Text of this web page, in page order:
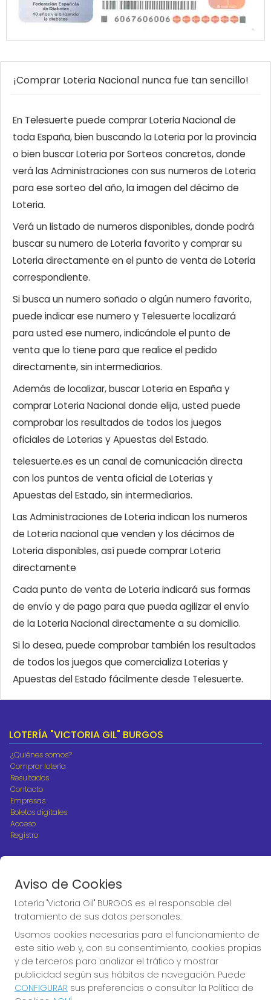
¡Comprar Loteria Nacional nunca fue tan sencillo!
En Telesuerte puede comprar Loteria Nacional de
toda España, bien buscando la Loteria por la provincia
o bien buscar Loteria por Sorteos concretos, donde
verá las Administraciones con sus numeros de Loteria
para ese sorteo del año, la imagen del décimo de
Loteria.
Verá un listado de numeros disponibles, donde podrá
buscar su numero de Loteria favorito y comprar su
Loteria directamente en el punto de venta de Loteria
correspondiente.
Si busca un numero soñado o algún numero favorito,
puede indicar ese numero y Telesuerte localizará
para usted ese numero, indicándole el punto de
venta que lo tiene para que realice el pedido
directamente, sin intermediarios.
Además de localizar, buscar Loteria en España y
comprar Loteria Nacional donde elija, usted puede
comprobar los resultados de todos los juegos
oficiales de Loterias y Apuestas del Estado.
telesuerte.es es un canal de comunicación directa
con los puntos de venta oficial de Loterias y
Apuestas del Estado, sin intermediarios.
Las Administraciones de Loteria indican los numeros
de Loteria nacional que venden y los décimos de
Loteria disponibles, así puede comprar Loteria
directamente
Cada punto de venta de Loteria indicará sus formas
de envío y de pago para que pueda agilizar el envío
de la Loteria Nacional directamente a su domicilio.
Si lo desea, puede comprobar también los resultados
de todos los juegos que comercializa Loterias y
Apuestas del Estado fácilmente desde Telesuerte.
LOTERÍA "VICTORIA GIL" BURGOS
¿Quiénes somos?
Comprar lotería
Resultados
Contacto
Empresas
Boletos digitales
Acceso
Registro
CONTACTO
ADMINISTRACION DE LOTERIAS Nº10 BURGOS - Receptor
Oficial 18775
947487318
Clica aquí para contactar por WhatsApp
668647944
loteria@victoriagil.com
Aviso de Cookies
Lotería "Victoria Gil" BURGOS es el responsable del
tratamiento de sus datos personales.
Usamos cookies necesarias para el funcionamiento de
este sitio web y, con su consentimiento, cookies propias
y de terceros para analizar el tráfico y mostrar
publicidad según sus hábitos de navegación. Puede
CONFIGURAR sus preferencias o consultar la Política de